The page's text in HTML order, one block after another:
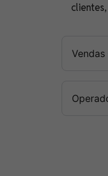
Vendas